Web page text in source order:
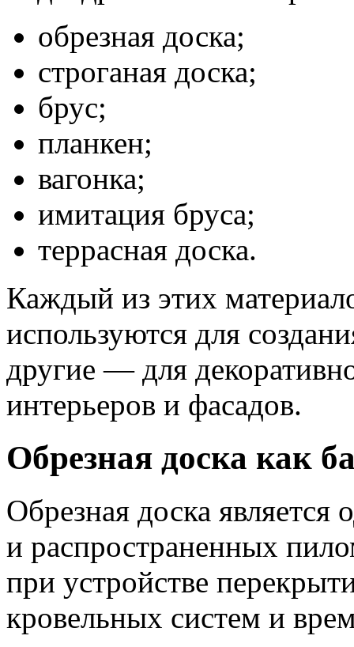
обрезная доска;
строганая доска;
брус;
планкен;
вагонка;
имитация бруса;
террасная доска.
Каждый из этих
используются для
другие — для
интерьеров и фасадов.
Обрезная доска как
Обрезная доска
и распространенных
при устройстве
кровельных систем и